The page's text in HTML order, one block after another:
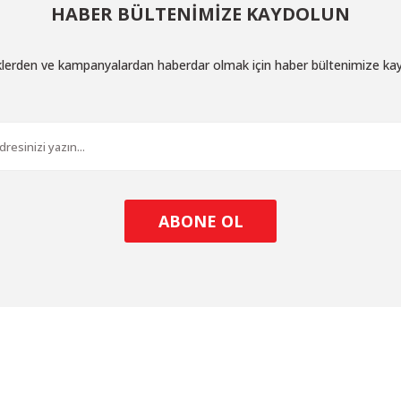
Kimlik doğrulaması talep edilebilir.
HABER BÜLTENİMİZE KAYDOLUN
ve kampanyalardan haberdar olmak için haber bültenimize
ABONE OL